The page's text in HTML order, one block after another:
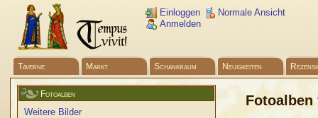
Einloggen
Anmelden
Normale Ansicht
Taverne Markt Schankraum Neuigkeiten
Fotoalben
Weitere Bilder
Fotoalben